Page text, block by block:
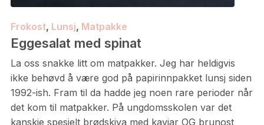
Frokost, Lunsj, Matpakke
Eggesalat med spinat
La oss snakke litt om matpakker. Jeg har heldigvis
ikke behøvd å være god på papirinnpakket lunsj siden
1992-ish. Fram til da hadde jeg noen rare perioder når
det kom til matpakker. På ungdomsskolen var det
kanskje spesielt brødskiva med kaviar OG brunost